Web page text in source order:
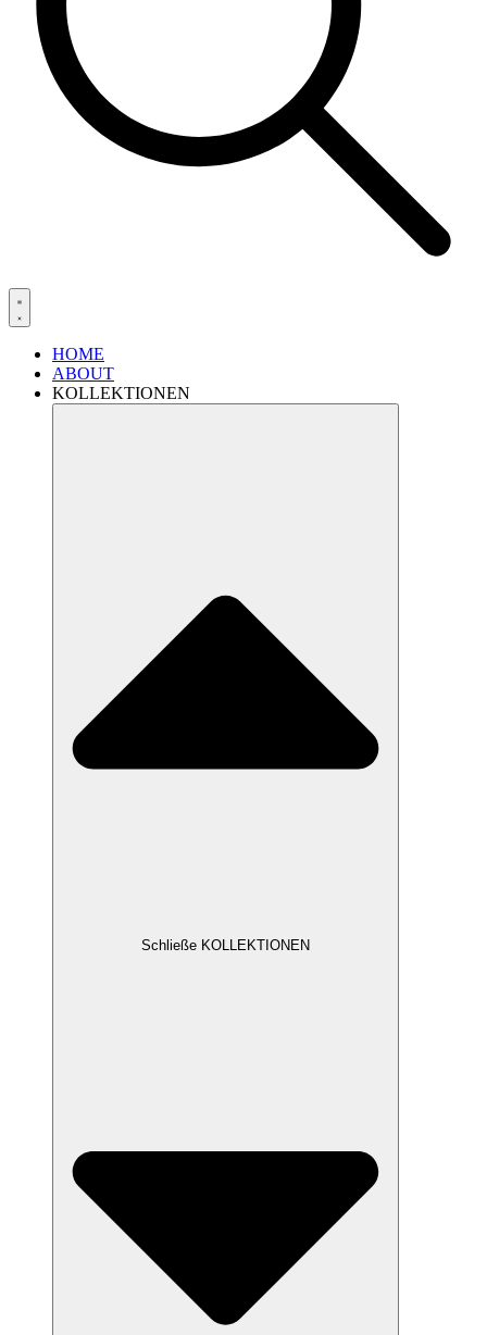
HOME
ABOUT
KOLLEKTIONEN
Schließe KOLLEKTIONEN